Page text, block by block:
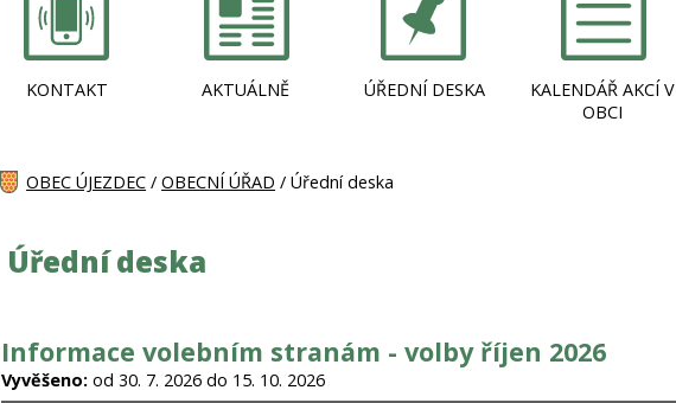
KONTAKT AKTUÁLNĚ ÚŘEDNÍ DESKA
KALENDÁŘ AKCÍ V
OBCI
OBEC ÚJEZDEC /OBECNÍ ÚŘAD / Úřední deska
Úřední deska
Informace volebním stranám - volby říjen 2026
Vyvěšeno:od 30. 7. 2026 do 15. 10. 2026